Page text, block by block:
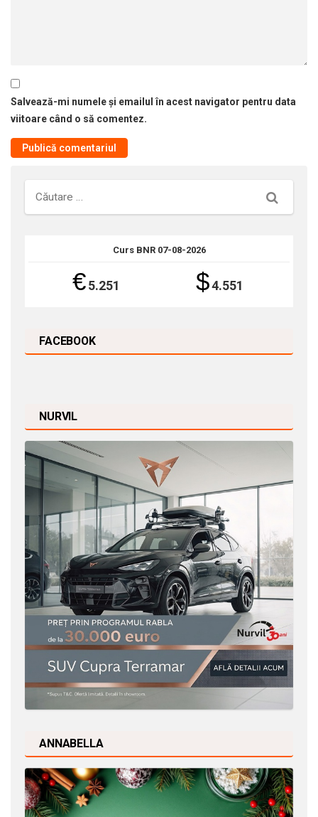
Salvează-mi numele și emailul în acest navigator pentru data
viitoare când o să comentez.
Căutare
Curs BNR 07-08-2026
€5.251 $4.551
FACEBOOK
NURVIL
ANNABELLA